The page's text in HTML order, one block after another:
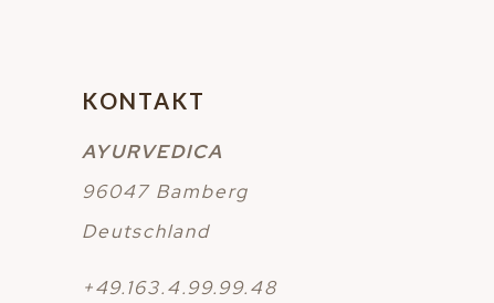
KONTAKT
AYURVEDICA
96047 Bamberg
Deutschland
+49.163.4.99.99.48